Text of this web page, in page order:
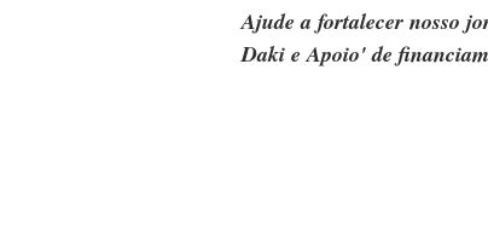
Ajude a fortalecer nosso
Daki e Apoio' de